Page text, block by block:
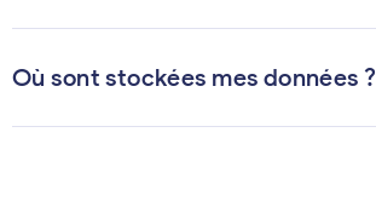
Où sont stockées mes données ?